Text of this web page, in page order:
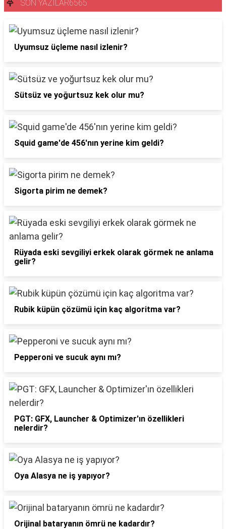
SON YAZILAR6565
Uyumsuz üçleme nasıl izlenir?
Sütsüz ve yoğurtsuz kek olur mu?
Squid game'de 456'nın yerine kim geldi?
Sigorta pirim ne demek?
Rüyada eski sevgiliyi erkek olarak görmek ne anlama
gelir?
Rubik küpün çözümü için kaç algoritma var?
Pepperoni ve sucuk aynı mı?
PGT: GFX, Launcher & Optimizer'ın özellikleri
nelerdir?
Oya Alasya ne iş yapıyor?
Orijinal bataryanın ömrü ne kadardır?